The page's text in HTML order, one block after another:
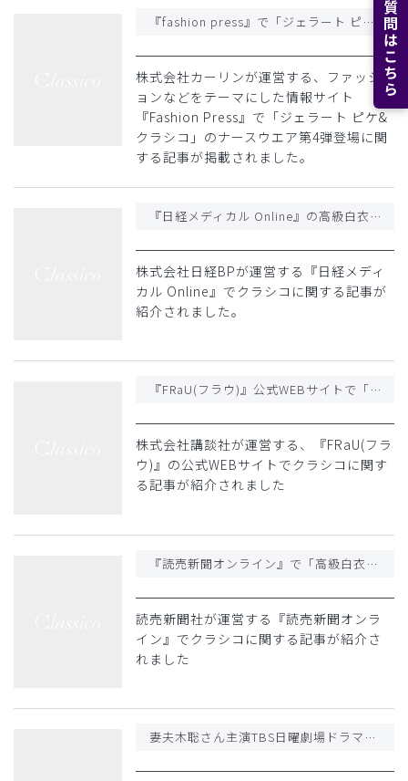
『fashion press』で「ジェラート ピケ&クラシコ」のナースウェア第4弾登場に関する記事が紹介されました
株式会社カーリンが運営する、ファッシ
ョンなどをテーマにした情報サイト
『Fashion Press』で「ジェラート ピケ&
クラシコ」のナースウエア第4弾登場に関
する記事が掲載されました。
『日経メディカル Online』の高級白衣に関する記事でクラシコが紹介されました
株式会社日経BPが運営する『日経メディ
カル Online』でクラシコに関する記事が
紹介されました。
『FRaU(フラウ)』公式WEBサイトで「スーツから白衣まで!世界でもトップクラス「日本のテーラー技術」と題したクラシコに関する記事が紹介されました
株式会社講談社が運営する、『FRaU(フラ
ウ)』の公式WEBサイトでクラシコに関す
る記事が紹介されました
『読売新聞オンライン』で「高級白衣と医師のハート」と題したクラシコに関する記事が紹介されました
読売新聞社が運営する『読売新聞オンラ
イン』でクラシコに関する記事が紹介さ
れました
妻夫木聡さん主演TBS日曜劇場ドラマ「危険なビーナス」の衣装にクラシコが採用